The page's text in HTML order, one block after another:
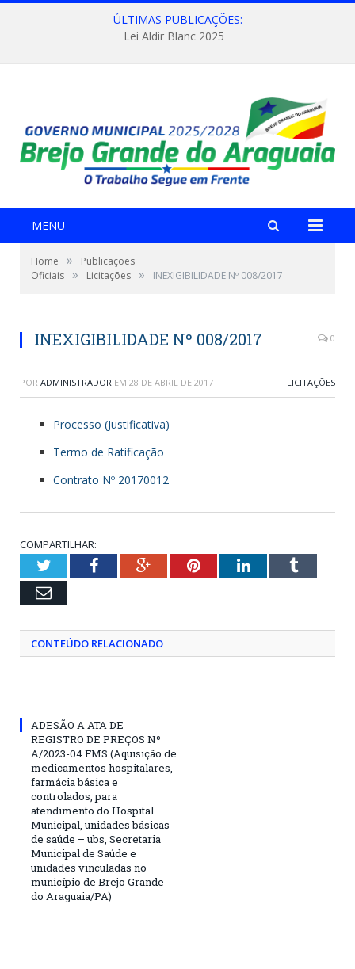
ÚLTIMAS PUBLICAÇÕES:
Lei Aldir Blanc 2025
MENU
Home »
Publicações
Oficiais » Licitações » INEXIGIBILIDADE Nº 008/2017
INEXIGIBILIDADE Nº 008/2017 0
POR ADMINISTRADOR EM 28 DE ABRIL DE 2017 LICITAÇÕES
Processo (Justificativa)
Termo de Ratificação
Contrato Nº 20170012
COMPARTILHAR:
TwitterFacebookGoogle+PinterestLinkedInTumblr
Email
CONTEÚDO RELACIONADO
ADESÃO A ATA DE
REGISTRO DE PREÇOS Nº
A/2023-04 FMS (Aquisição de
medicamentos hospitalares,
farmácia básica e
controlados, para
atendimento do Hospital
Municipal, unidades básicas
de saúde – ubs, Secretaria
Municipal de Saúde e
unidades vinculadas no
município de Brejo Grande
do Araguaia/PA)